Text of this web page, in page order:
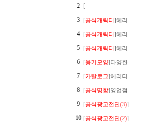
2
[
3 [공식캐릭터]헤리
4
[공식캐릭터]헤리
5
[공식캐릭터]헤리
6
[용기모양]다양한
7
[카탈로그]헤리티
8
[공식명함]영업점
9
[공식광고전단(3)]
10 [공식광고전단(2)]